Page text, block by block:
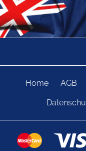
Home AGB